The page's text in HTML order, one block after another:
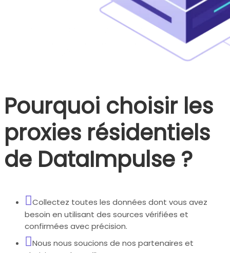
Pourquoi choisir les
proxies résidentiels
de DataImpulse ?
Collectez toutes les données dont vous avez
besoin en utilisant des sources vérifiées et
confirmées avec précision.
Nous nous soucions de nos partenaires et